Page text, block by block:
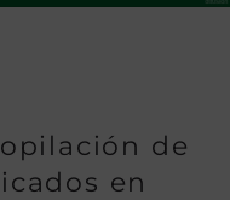
de
en